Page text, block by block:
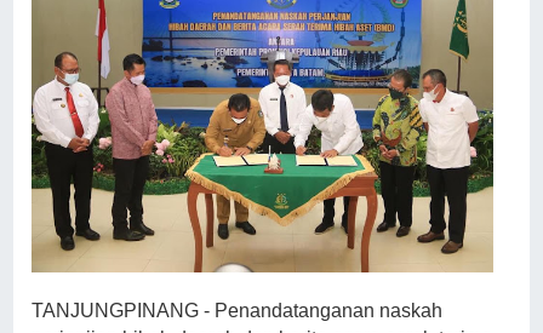
TANJUNGPINANG - Penandatanganan naskah